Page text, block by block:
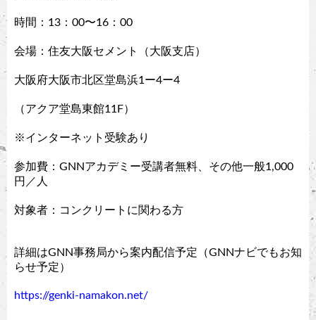
時間：13：00〜16：00
会場：住友大阪セメント（大阪支店）
大阪府大阪市北区堂島浜1ー4ー4
（アクア堂島東館11F）
※インターネット受験あり
参加費：GNNアカデミー受講者無料、その他一般1,000
円／人
対象者：コンクリートに関わる方
詳細はGNN事務局から案内配信予定（GNNナビでもお知
らせ予定）
https://genki-namakon.net/